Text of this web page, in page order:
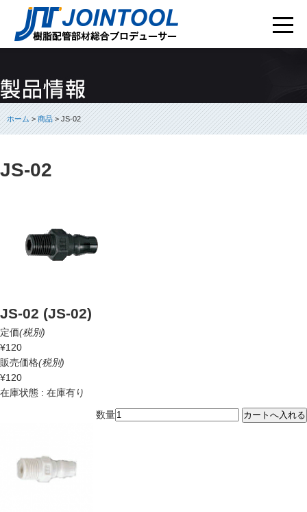
ホーム>商品> JS-02
JS-02
JS-02 (JS-02)
定価(税別)
¥120
販売価格(税別)
¥120
在庫状態 : 在庫有り
数量